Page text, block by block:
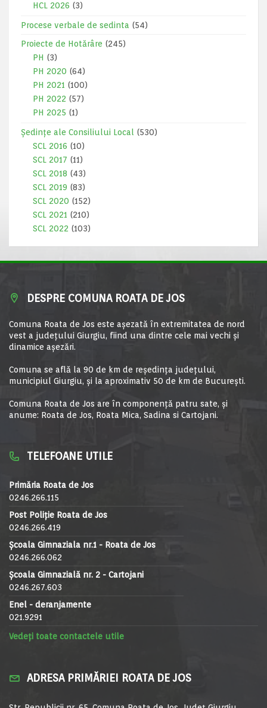
HCL 2026 (3)
Procese verbale de sedinta (54)
Proiecte de Hotărâre (245)
PH (3)
PH 2020 (64)
PH 2021 (100)
PH 2022 (57)
PH 2025 (1)
Ședințe ale Consiliului Local
(530)
SCL 2016 (10)
SCL 2017 (11)
SCL 2018 (43)
SCL 2019 (83)
SCL 2020 (152)
SCL 2021 (210)
SCL 2022 (103)
DESPRE COMUNA ROATA DE JOS
Comuna Roata de Jos este aşezată în extremitatea de nord
vest a judeţului Giurgiu, fiind una dintre cele mai vechi şi
dinamice aşezări.
Comuna se află la 90 de km de reşedinţa judeţului,
municipiul Giurgiu, şi la aproximativ 50 de km de Bucureşti.
Comuna Roata de Jos are în componență patru sate, și
anume: Roata de Jos, Roata Mica, Sadina si Cartojani.
TELEFOANE UTILE
Primăria Roata de Jos
0246.266.115
Post Poliție Roata de Jos
0246.266.419
Școala Gimnaziala nr.1 - Roata de Jos
0246.266.062
Școala Gimnazială nr. 2 - Cartojani
0246.267.603
Enel - deranjamente
021.9291
Vedeți toate contactele utile
ADRESA PRIMĂRIEI ROATA DE JOS